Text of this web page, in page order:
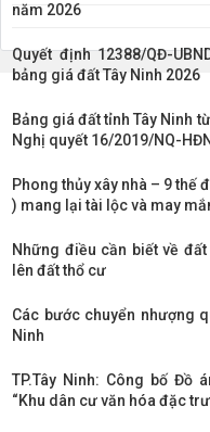
năm 2026
Quyết định 12388/QĐ-
bảng giá đất Tây Ninh 2026
Bảng giá đất tỉnh Tây Ninh
Nghị quyết 16/2019/NQ-
Phong thủy xây nhà – 9 thế
) mang lại tài lộc và may
Những điều cần biết về
lên đất thổ cư
Các bước chuyển nhượng
Ninh
TP.Tây Ninh: Công bố Đồ
“Khu dân cư văn hóa đặc